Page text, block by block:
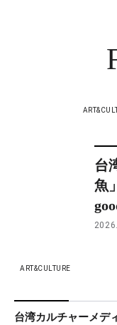
台
魚
ART&CULTURE
台湾カルチャーメデ